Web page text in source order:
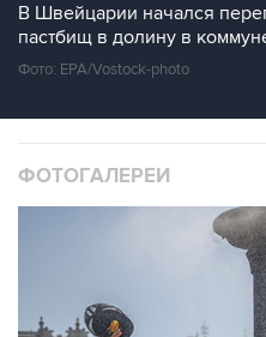
В Швейцарии начался
пастбищ в долину в
Фото: EPA/Vostock-photo
ФОТОГАЛЕРЕИ